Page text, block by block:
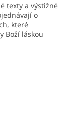
texty a výstižné
o
které
Boží láskou